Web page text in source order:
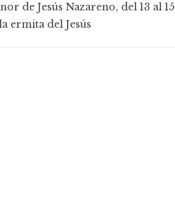
de Jesús Nazareno, del 13 al 15
ermita del Jesús